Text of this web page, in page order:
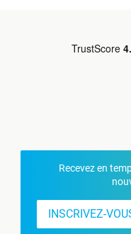
Recevez en
INSCRIVEZ-